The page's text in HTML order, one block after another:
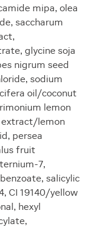
mipa, olea
saccharum
glycine soja
nigrum seed
sodium
oil/coconut
lemon
extract/lemon
persea
fruit
7,
salicylic
CI 19140/yellow
hexyl